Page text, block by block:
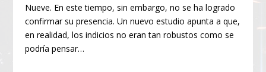
Nueve. En este tiempo, sin embargo, no se ha logrado
confirmar su presencia. Un nuevo estudio apunta a que,
en realidad, los indicios no eran tan robustos como se
podría pensar…